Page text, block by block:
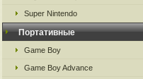
Super Nintendo
Портативные
Game Boy
Game Boy Advance